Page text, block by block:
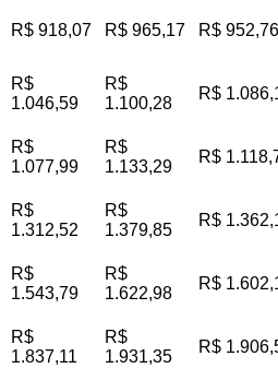
R$ 918,07 R$ 965,17 R$ 952,76
R$
1.046,59
R$
1.100,28
R$
R$
1.077,99
R$
1.133,29
R$
R$
1.312,52
R$
1.379,85
R$
R$
1.543,79
R$
1.622,98
R$
R$
1.837,11
R$
1.931,35
R$